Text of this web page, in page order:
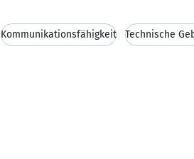
Kommunikationsfähigkeit Technische